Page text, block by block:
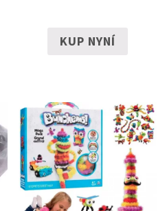
KUP NYNÍ